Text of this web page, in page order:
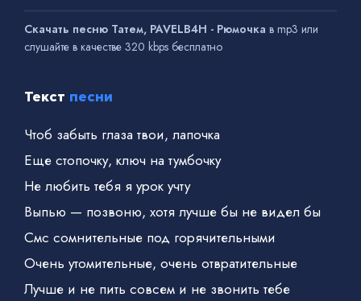
Скачать песню Татем, PAVELB4H - Рюмочка в mp3 или
слушайте в качестве 320 kbps бесплатно
Текст песни
Чтоб забыть глаза твои, лапочка
Еще стопочку, ключ на тумбочку
Не любить тебя я урок учту
Выпью — позвоню, хотя лучше бы не видел бы
Смс сомнительные под горячительными
Очень утомительные, очень отвратительные
Лучше и не пить совсем и не звонить тебе